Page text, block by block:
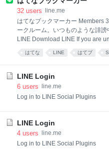
32 users
line.me
はてなブックマーカー Members
ークルーム。いつものような誹
LINE Download LINE If you are
your app to the latest version and
はてな LINE はてブ
LINE Login
6 users
line.me
Log in to LINE Social Plugins
LINE Login
4 users
line.me
Log in to LINE Social Plugins